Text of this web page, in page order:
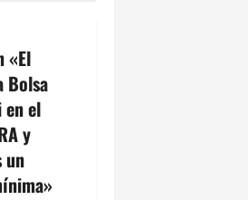
«El
Bolsa
en el
y
un
»